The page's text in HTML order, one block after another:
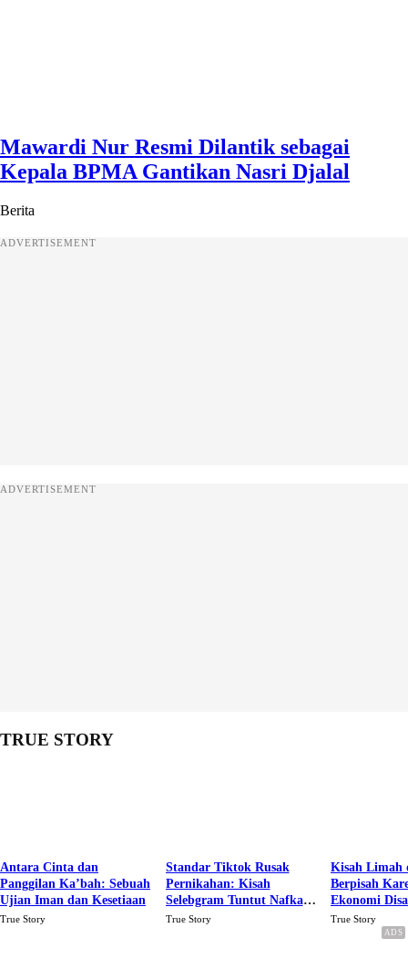
Mawardi Nur Resmi Dilantik sebagai
Kepala BPMA Gantikan Nasri Djalal
Berita
ADVERTISEMENT
ADVERTISEMENT
TRUE STORY
Antara Cinta dan
Panggilan Ka’bah: Sebuah
Ujian Iman dan Kesetiaan
True Story
Standar Tiktok Rusak
Pernikahan: Kisah
Selebgram Tuntut Nafkah
Rp.15 Juta Perbulan
True Story
Kisah Limah
Berpisah
Ekonomi
Karena Cinta
True Story